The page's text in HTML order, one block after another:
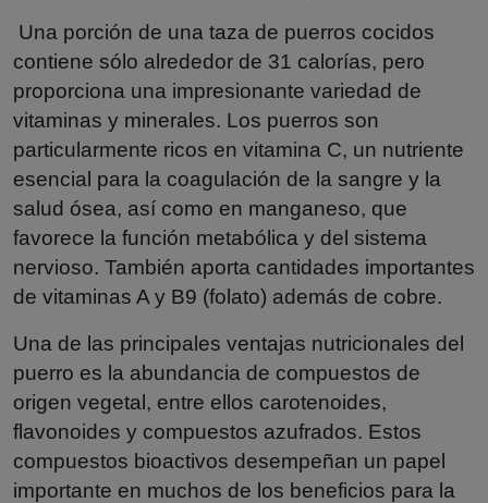
Una porción de una taza de puerros cocidos
contiene sólo alrededor de 31 calorías, pero
proporciona una impresionante variedad de
vitaminas y minerales. Los puerros son
particularmente ricos en vitamina C, un nutriente
esencial para la coagulación de la sangre y la
salud ósea, así como en manganeso, que
favorece la función metabólica y del sistema
nervioso. También aporta cantidades importantes
de vitaminas A y B9 (folato) además de cobre.
Una de las principales ventajas nutricionales del
puerro es la abundancia de compuestos de
origen vegetal, entre ellos carotenoides,
flavonoides y compuestos azufrados. Estos
compuestos bioactivos desempeñan un papel
importante en muchos de los beneficios para la